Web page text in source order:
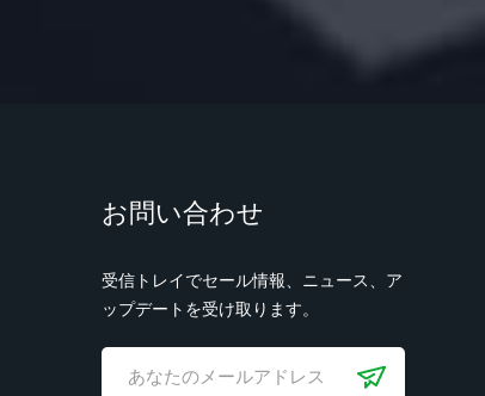
お問い合わせ
受信トレイでセール情報、ニュース、ア
ップデートを受け取ります。